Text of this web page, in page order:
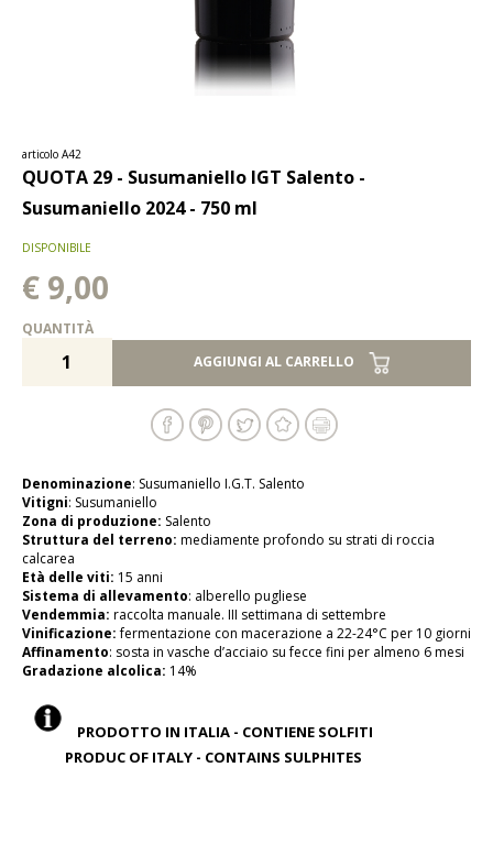
articolo A42
QUOTA 29 - Susumaniello IGT Salento -
Susumaniello 2024 - 750 ml
DISPONIBILE
€ 9,00
QUANTITÀ
AGGIUNGI AL CARRELLO
Denominazione: Susumaniello I.G.T. Salento
Vitigni: Susumaniello
Zona di produzione: Salento
Struttura del terreno: mediamente profondo su strati di roccia
calcarea
Età delle viti: 15 anni
Sistema di allevamento: alberello pugliese
Vendemmia: raccolta manuale. III settimana di settembre
Vinificazione:fermentazione con macerazione a 22-24°C per 10 giorni
Affinamento: sosta in vasche d’acciaio su fecce fini per almeno 6 mesi
Gradazione alcolica: 14%
PRODOTTO IN ITALIA - CONTIENE SOLFITI
PRODUC OF ITALY - CONTAINS SULPHITES